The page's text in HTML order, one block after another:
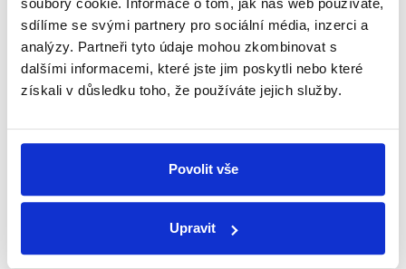
sdílíme se svými partnery pro sociální média, inzerci a
analýzy. Partneři tyto údaje mohou zkombinovat s
dalšími informacemi, které jste jim poskytli nebo které
získali v důsledku toho, že používáte jejich služby.
Povolit vše
Upravit
newsletteru nebowhatsappového
kanálu, kde pravidelně přinášíme
shrnutí nejzajímavějších článků a analýz.
Začněte nás odebírat, a mějte tak
nepravdy se zrovna v Česku šíří.
Newsletter WhatsApp